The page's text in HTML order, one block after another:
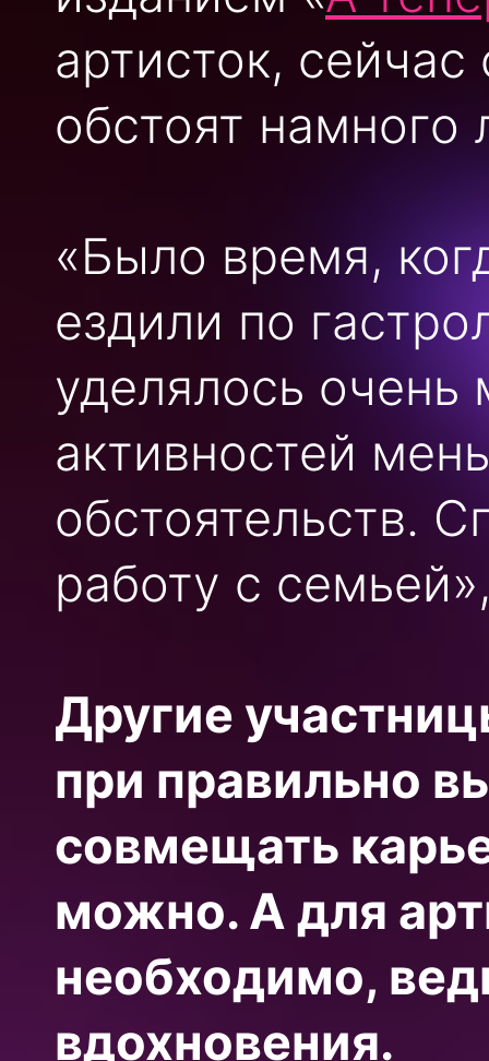
артисток,
обстоят
«Было время,
ездили по
уделялось
активностей
обстоятельств.
работу с
Другие
при правильно
совмещать
можно. А для
необходимо,
вдохновения.